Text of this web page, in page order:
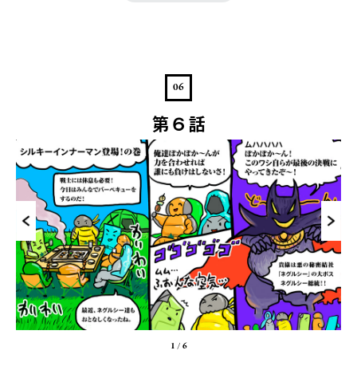
06
第６話
1/6